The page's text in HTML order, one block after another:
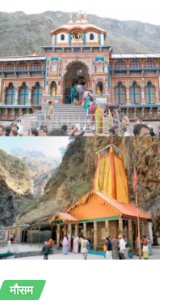
मौसम